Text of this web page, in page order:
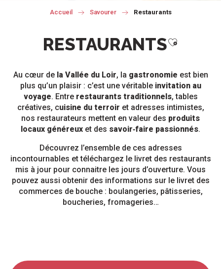
Accueil Savourer Restaurants
RESTAURANTSAjouter
Au cœur de la Vallée du Loir, la gastronomie est bien
plus qu’un plaisir : c’est une véritable invitation au
voyage. Entre restaurants traditionnels, tables
créatives, cuisine du terroir et adresses intimistes,
nos restaurateurs mettent en valeur des produits
locaux généreux et des savoir‑faire passionnés.
Découvrez l’ensemble de ces adresses
incontournables et téléchargez le livret des restaurants
mis à jour pour connaitre les jours d’ouverture. Vous
pouvez aussi obtenir des informations sur le livret des
commerces de bouche : boulangeries, pâtisseries,
boucheries, fromageries…